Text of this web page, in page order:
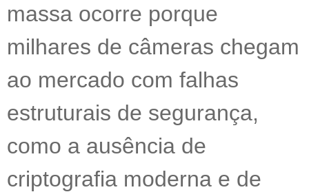
massa ocorre porque
milhares de câmeras chegam
ao mercado com falhas
estruturais de segurança,
como a ausência de
criptografia moderna e de